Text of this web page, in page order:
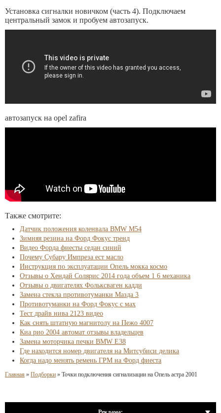
Установка сигналки новичком (часть 4). Подключаем
центральный замок и пробуем автозапуск.
автозапуск на opel zafira
Также смотрите:
Датчик положения коленвала BMW M54
Зимняя резина на Форд Фокус тренд
Видео Форда фиесты седан синий
Почему Субару Импреза ест масло
Инструкция по эксплуатации Опель мокка космо
Отзывы о Хендай Солярис 2014 года объем 1 6 механика
Отзывы о двигателях Фольксваген кадди
Замена стекла противотуманки Мазда 3
Противотуманки на Форд Фокус с мах
Тест драйв нива 2123 видео
Как снять штатную магнитолу на Пежо 4007
Киа рио 2004 автомат отзывы владельцев
Замена моторчика печки BMW E38
Где находится номер двигателя на Митсубиси делика
Когда надо менять ремень ГРМ на Форд фиеста
Главная » Подборки » Точки подключения сигнализации на Опель астра 2001